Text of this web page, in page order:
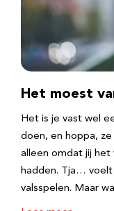
Het moest
Het is je vast wel
doen, en hoppa,
alleen omdat jij het
hadden. Tja…
valsspelen. Maar